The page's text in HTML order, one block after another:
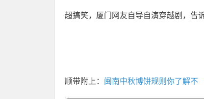
超搞笑，厦门网友自导自演穿越剧，告
顺带附上： 闽南中秋博饼规则你了解不